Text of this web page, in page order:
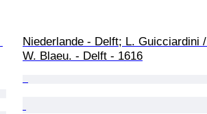
Niederlande - Delft; L. Guicciardini /
W. Blaeu. - Delft - 1616